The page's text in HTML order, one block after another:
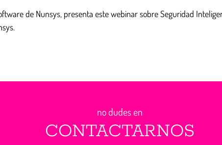
de Nunsys, presenta este webinar sobre Seguridad
no dudes en
CONTACTARNOS